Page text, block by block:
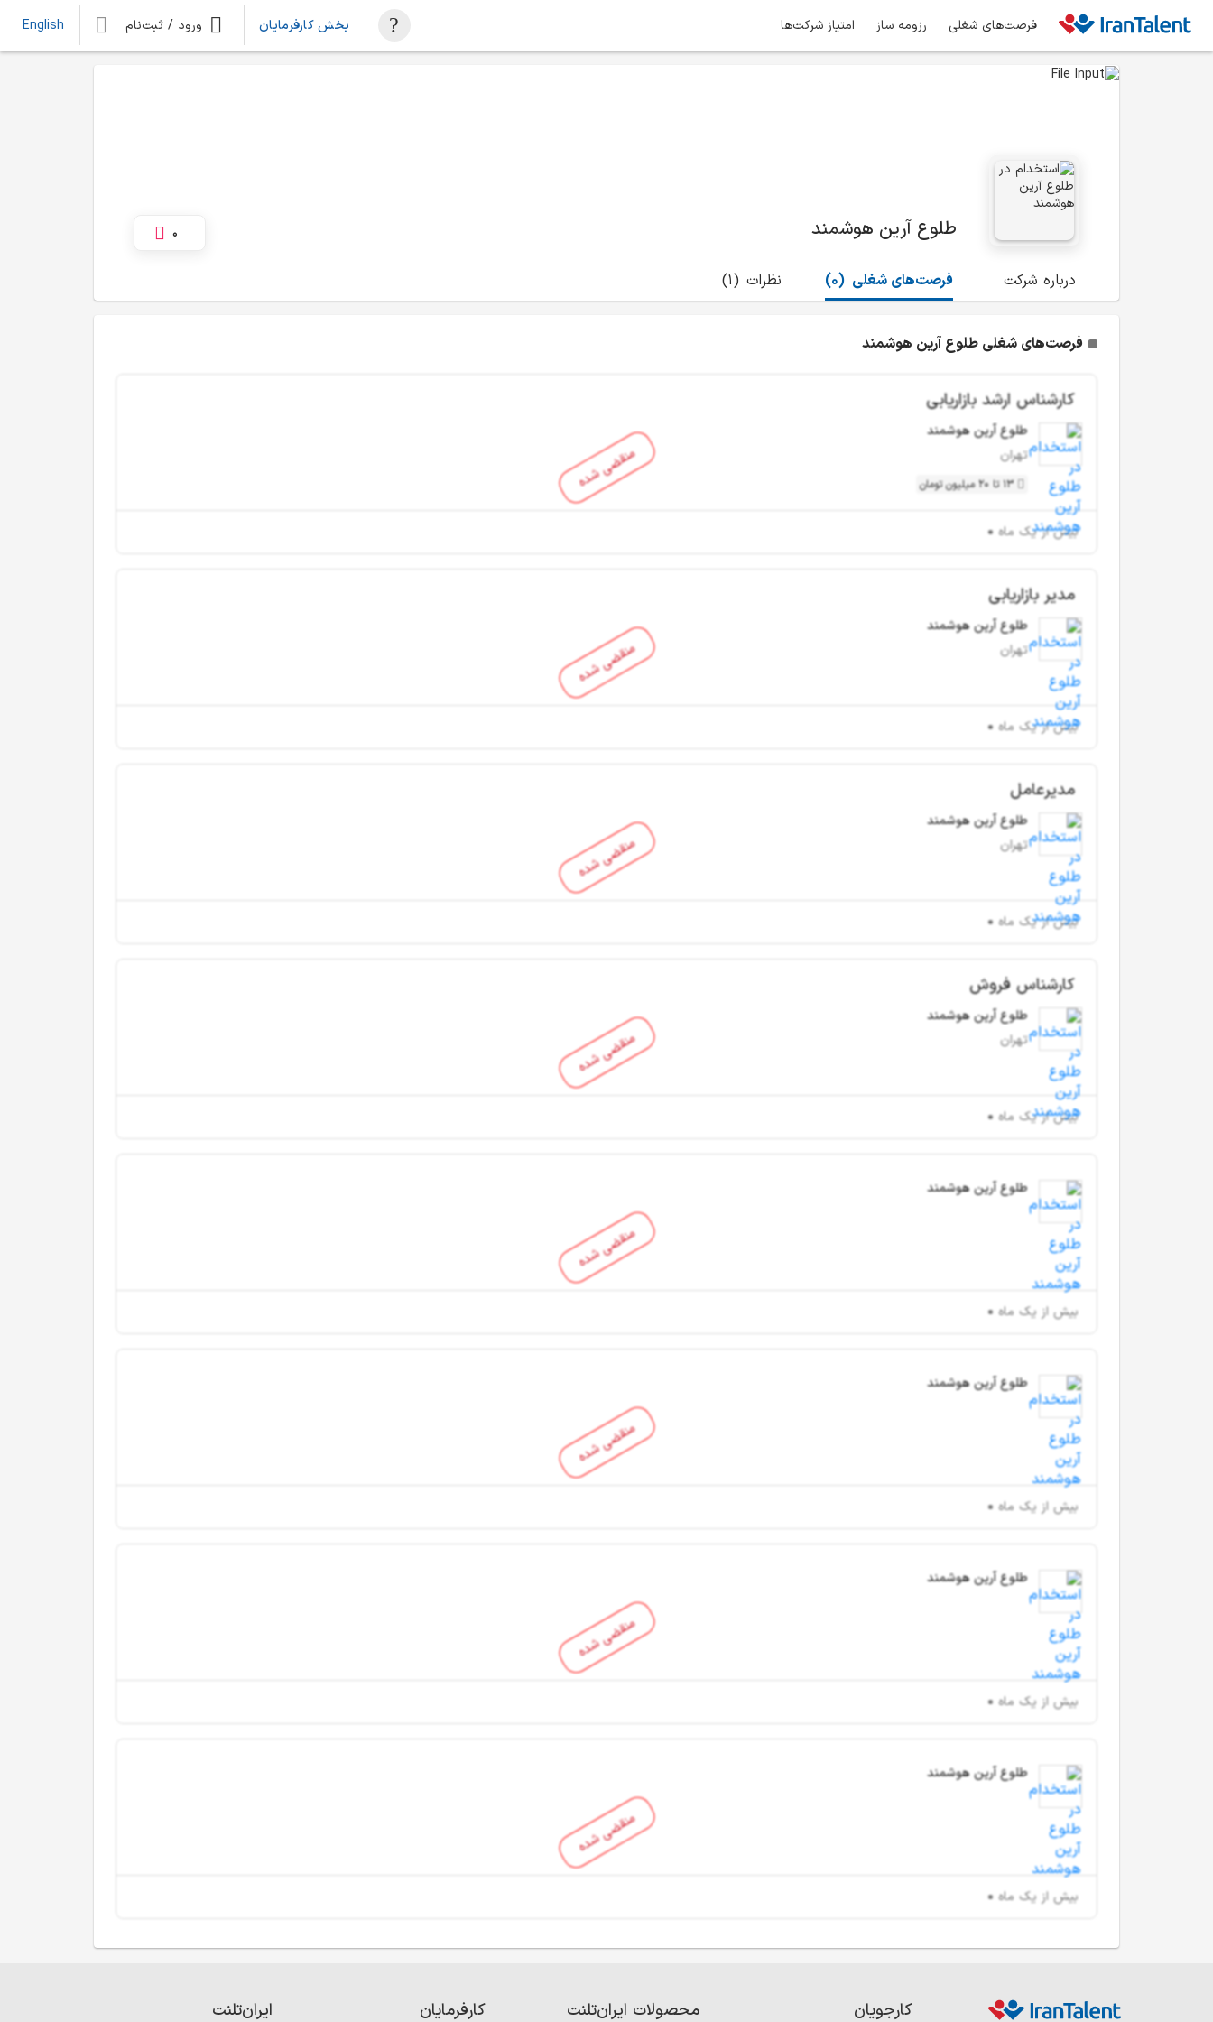
فرصت‌های شغلی رزومه ساز امتیاز شرکت‌ها بخش کارفرمایان ورود / ثبت‌نام English
طلوع آرین هوشمند 0
درباره شرکت (0) فرصت‌های شغلی (1) نظرات
فرصت‌های شغلی طلوع آرین هوشمند
منقضی شده
کارشناس ارشد بازاریابی
طلوع آرین هوشمند
تهران
13 تا 20 میلیون تومان
بیش از یک ماه
منقضی شده
مدیر بازاریابی
طلوع آرین هوشمند
تهران
بیش از یک ماه
منقضی شده
مدیرعامل
طلوع آرین هوشمند
تهران
بیش از یک ماه
منقضی شده
کارشناس فروش
طلوع آرین هوشمند
تهران
بیش از یک ماه
منقضی شده
طلوع آرین هوشمند
بیش از یک ماه
منقضی شده
طلوع آرین هوشمند
بیش از یک ماه
منقضی شده
طلوع آرین هوشمند
بیش از یک ماه
منقضی شده
طلوع آرین هوشمند
بیش از یک ماه
کارجویان محصولات ایران‌تلنت کارفرمایان ایران‌تلنت